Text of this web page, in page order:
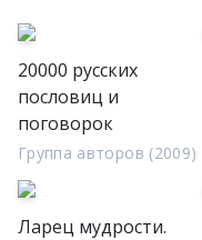
20000 русских
пословиц и
поговорок
Группа авторов (2009)
Ларец мудрости.